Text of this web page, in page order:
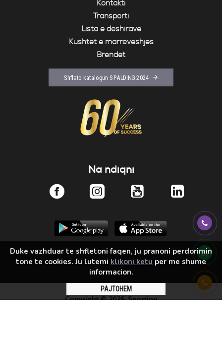
Kontakti
Transporti
Lista e dëshirave
Kushtet e marrëveshjes
Brendet
Shfleto katalogun SPALDING 2024
Na ndiqni
Copyright ©2026, Sporting
PAJTOHEM
Duke vazhduar te shfletoni faqen, ju pranoni perdorimin
tone te cookies. Ju lutemi klikoni ketu per me shume
informacion.